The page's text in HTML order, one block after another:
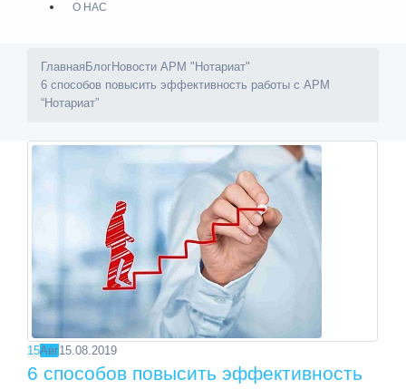
О НАС
Главная БлогНовости АРМ "Нотариат"
6 способов повысить эффективность работы с АРМ
“Нотариат”
15Авг15.08.2019
6 способов повысить эффективность